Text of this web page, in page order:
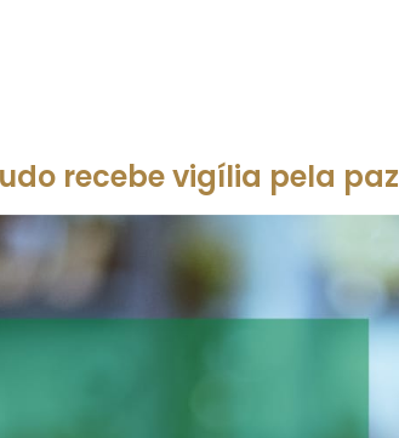
recebe vigília pela paz